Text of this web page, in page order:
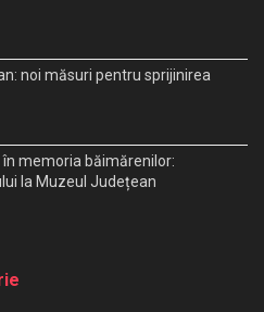
noi măsuri pentru sprijinirea
în memoria băimărenilor:
la Muzeul Județean